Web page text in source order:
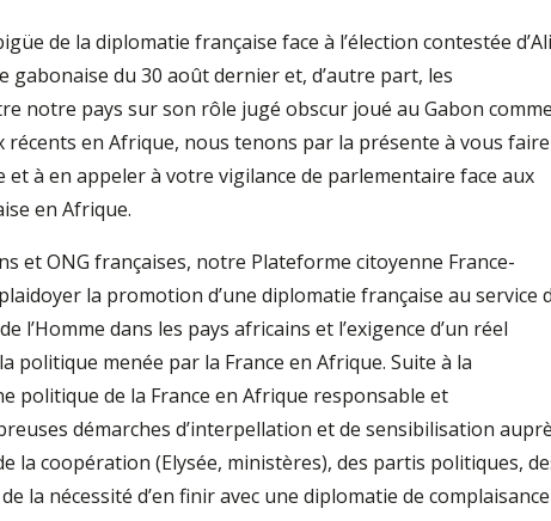
de la diplomatie française face à l’élection contestée d’Ali
gabonaise du 30 août dernier et, d’autre part, les
notre pays sur son rôle jugé obscur joué au Gabon
en Afrique, nous tenons par la présente à vous faire
à en appeler à votre vigilance de parlementaire face aux
en Afrique.
et ONG françaises, notre Plateforme citoyenne France-
la promotion d’une diplomatie française au service
l’Homme dans les pays africains et l’exigence d’un réel
menée par la France en Afrique. Suite à la
politique de la France en Afrique responsable et
démarches d’interpellation et de sensibilisation
la coopération (Elysée, ministères), des partis politiques,
la nécessité d’en finir avec une diplomatie de